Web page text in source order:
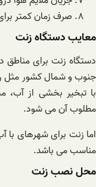
صرف زمان کمتر
معایب دستگاه زنت
دستگاه زنت برای
جنوب و شمال کشور مثل
با تبخیر بخشی از آب،
مطلوب آن می شود.
اما زنت برای شهرهای
مناسب می باشد.
محل نصب زنت